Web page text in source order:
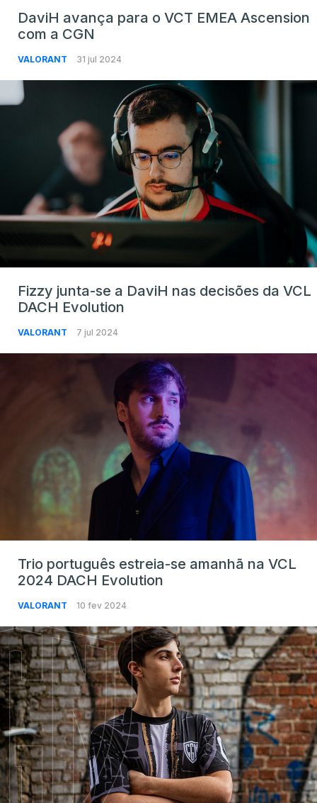
DaviH avança para o VCT EMEA Ascension
com a CGN
VALORANT 31 jul 2024
Fizzy junta-se a DaviH nas decisões da VCL
DACH Evolution
VALORANT 7 jul 2024
Trio português estreia-se amanhã na VCL
2024 DACH Evolution
VALORANT 10 fev 2024